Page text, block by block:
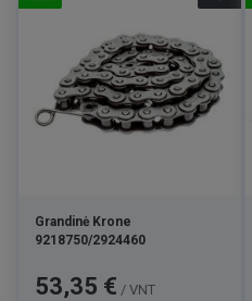
Grandinė Krone
9218750/2924460
Kaina
53,35 € / VNT